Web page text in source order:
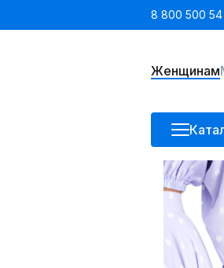
8 800 500
Женщинам